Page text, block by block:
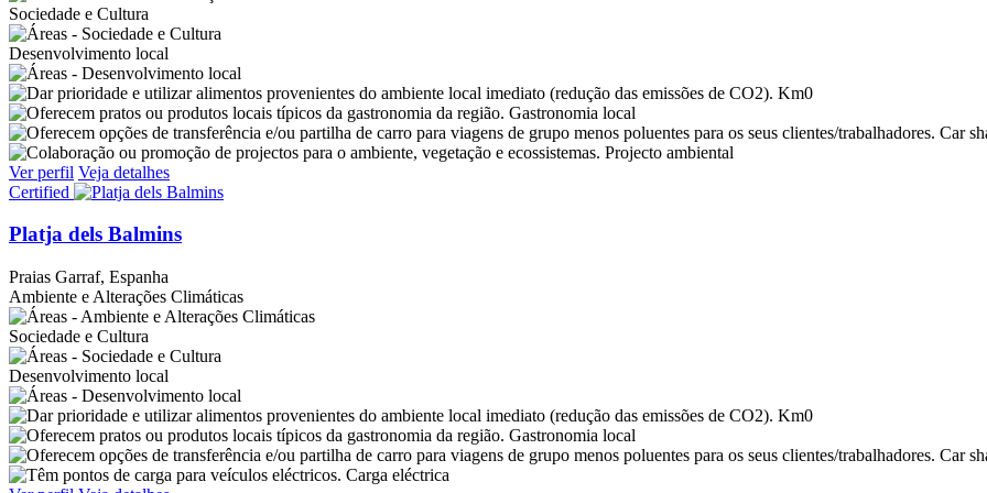
Sociedade e Cultura
Desenvolvimento local
Km0
Gastronomia local
Car
Projecto ambiental
Ver perfil Veja detalhes
Certified
Platja dels Balmins
Praias Garraf, Espanha
Ambiente e Alterações Climáticas
Sociedade e Cultura
Desenvolvimento local
Km0
Gastronomia local
Car
Carga eléctrica